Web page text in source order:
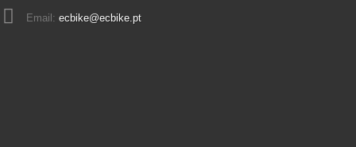
Email: ecbike@ecbike.pt